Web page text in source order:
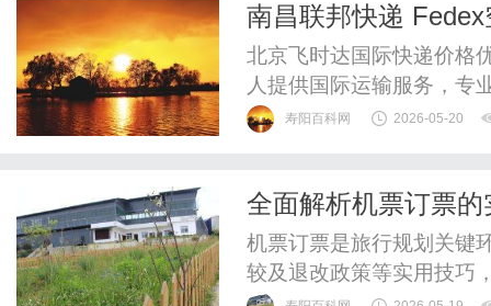
话费补贴、返现优惠后的
南昌联邦快递
时达快递官网
北京飞时达国际快递价格
人提供国际运输服务，专
际快递、UPS国际快递、
格、服务站点和运输方式
寿阳百科网 2026-05-20
全面解析机票订票
机票订票是旅行规划关键
较及退改政策等实用技巧